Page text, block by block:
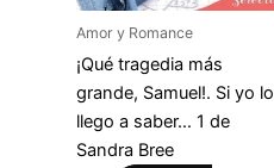
Amor y Romance
¡Qué tragedia más
grande, Samuel!. Si yo lo
llego a saber… 1 de
Sandra Bree